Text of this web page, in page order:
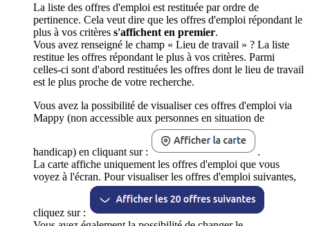
La liste des offres d'emploi est restituée par ordre de
pertinence. Cela veut dire que les offres d'emploi répondant le
plus à vos critères s'affichent en premier.
Vous avez renseigné le champ « Lieu de travail » ? La liste
restitue les offres répondant le plus à vos critères. Parmi
celles-ci sont d'abord restituées les offres dont le lieu de travail
est le plus proche de votre recherche.
Vous avez la possibilité de visualiser ces offres d'emploi via
Mappy (non accessible aux personnes en situation de
handicap) en cliquant sur :
.
La carte affiche uniquement les offres d'emploi que vous
voyez à l'écran. Pour visualiser les offres d'emploi suivantes,
cliquez sur :